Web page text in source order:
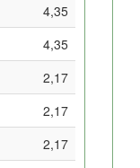
4,35
4,35
2,17
2,17
2,17